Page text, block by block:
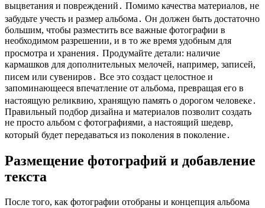
выцветания и повреждений․ Помимо качества материалов, не
забудьте учесть и размер альбома․ Он должен быть достаточно
большим, чтобы разместить все важные фотографии в
необходимом разрешении, и в то же время удобным для
просмотра и хранения․ Продумайте детали: наличие
кармашков для дополнительных мелочей, например, записей,
писем или сувениров․ Все это создаст целостное и
запоминающееся впечатление от альбома, превращая его в
настоящую реликвию, хранящую память о дорогом человеке․
Правильный подбор дизайна и материалов позволит создать
не просто альбом с фотографиями, а настоящий шедевр,
который будет передаваться из поколения в поколение․
Размещение фотографий и добавление
текста
После того, как фотографии отобраны и концепция альбома